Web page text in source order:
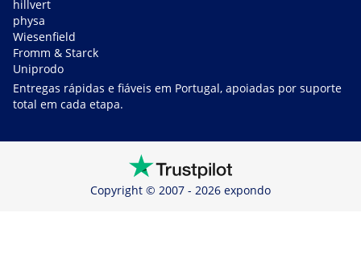
hillvert
physa
Wiesenfield
Fromm & Starck
Uniprodo
Entregas rápidas e fiáveis em Portugal, apoiadas por suporte
total em cada etapa.
Copyright © 2007 - 2026 expondo